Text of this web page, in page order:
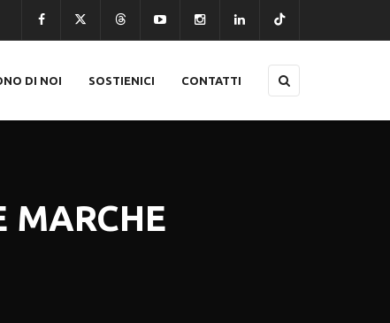
DI NOI SOSTIENICI CONTATTI
MARCHE